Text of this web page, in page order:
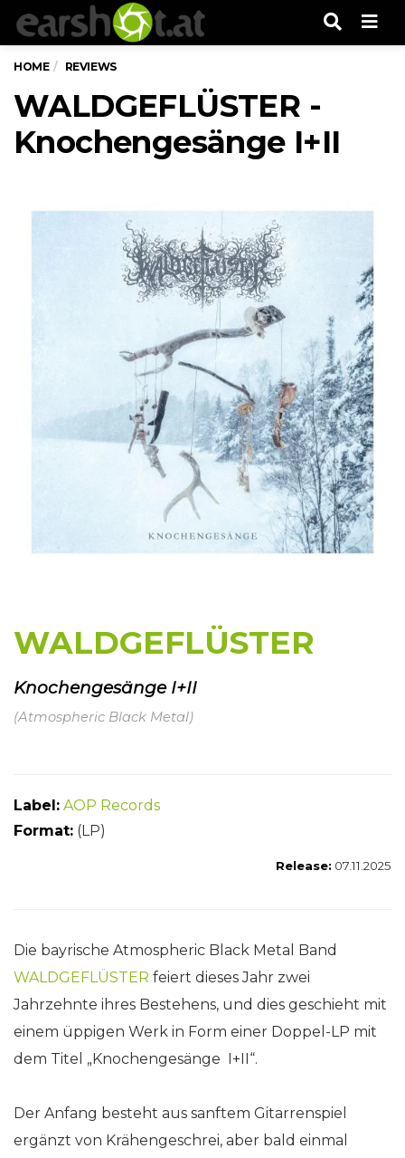
HOME REVIEWS
WALDGEFLÜSTER -
Knochengesänge I+II
WALDGEFLÜSTER
Knochengesänge I+II
(Atmospheric Black Metal)
Label: AOP Records
Format: (LP)
Release: 07.11.2025
Die bayrische Atmospheric Black Metal Band
WALDGEFLÜSTER feiert dieses Jahr zwei
Jahrzehnte ihres Bestehens, und dies geschieht mit
einem üppigen Werk in Form einer Doppel-LP mit
dem Titel „Knochengesänge I+II“.
Der Anfang besteht aus sanftem Gitarrenspiel
ergänzt von Krähengeschrei, aber bald einmal